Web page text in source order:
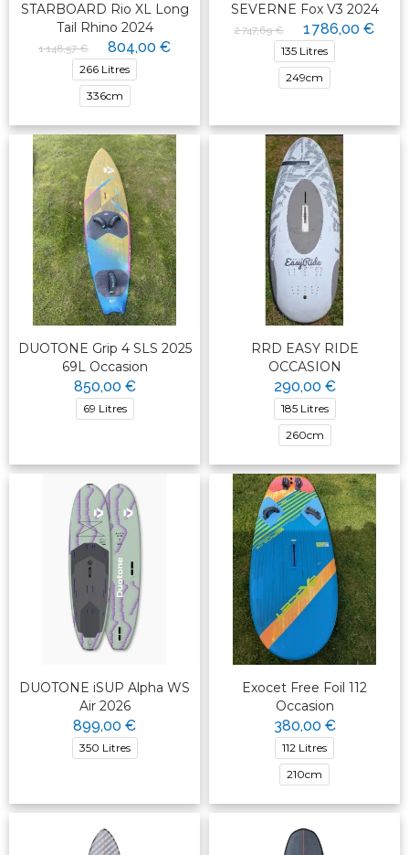
STARBOARD Rio XL Long
Tail Rhino 2024
1 148,57 € 804,00 €
266 Litres
336cm
SEVERNE Fox V3 2024
2 747,69 € 1 786,00 €
135 Litres
249cm
DUOTONE Grip 4 SLS 2025
69L Occasion
850,00 €
69 Litres
RRD EASY RIDE
OCCASION
290,00 €
185 Litres
260cm
DUOTONE iSUP Alpha WS
Air 2026
899,00 €
350 Litres
Exocet Free Foil 112
Occasion
380,00 €
112 Litres
210cm